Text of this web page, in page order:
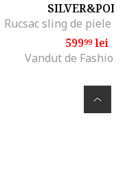
SILVER&POLO
59999lei
Vandut de Fashion